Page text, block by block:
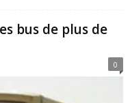
bus de plus de
0